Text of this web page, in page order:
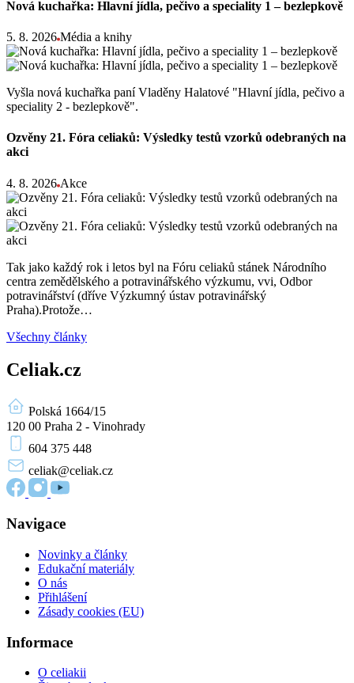
Nová kuchařka: Hlavní jídla, pečivo a speciality 1 – bezlepkově
5. 8. 2026 Média a knihy
Vyšla nová kuchařka paní Vladěny Halatové "Hlavní jídla, pečivo a
speciality 2 - bezlepkově".
Ozvěny 21. Fóra celiaků: Výsledky testů vzorků odebraných na
akci
4. 8. 2026 Akce
Tak jako každý rok i letos byl na Fóru celiaků stánek Národního
centra zemědělského a potravinářského výzkumu, vvi, Odbor
potravinářství (dříve Výzkumný ústav potravinářský
Praha).Protože…
Všechny články
Celiak.cz
Polská 1664/15
120 00 Praha 2 - Vinohrady
604 375 448
celiak@celiak.cz
Navigace
Novinky a články
Edukační materiály
O nás
Přihlášení
Zásady cookies (EU)
Informace
O celiakii